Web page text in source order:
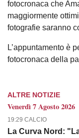
fotocronaca che
maggiormente
fotografie saranno
L’appuntamento è
fotocronaca della
ALTRE NOTIZIE
Venerdì 7 Agosto 2026
19:29 CALCIO
La Curva Nord: